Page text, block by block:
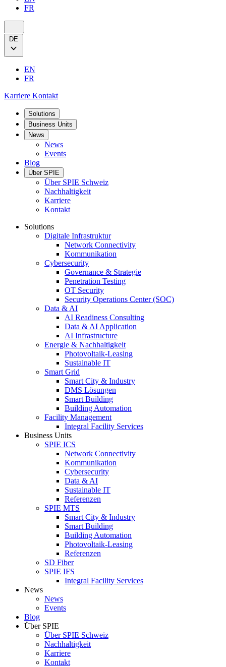
FR
DE
EN
FR
Karriere Kontakt
Solutions
Business Units
News
News
Events
Blog
Über SPIE
Über SPIE Schweiz
Nachhaltigkeit
Karriere
Kontakt
Solutions
Digitale Infrastruktur
Network Connectivity
Kommunikation
Cybersecurity
Governance & Strategie
Penetration Testing
OT Security
Security Operations Center (SOC)
Data & AI
AI Readiness Consulting
Data & AI Application
AI Infrastructure
Energie & Nachhaltigkeit
Photovoltaik-Leasing
Sustainable IT
Smart Grid
Smart City & Industry
DMS Lösungen
Smart Building
Building Automation
Facility Management
Integral Facility Services
Business Units
SPIE ICS
Network Connectivity
Kommunikation
Cybersecurity
Data & AI
Sustainable IT
Referenzen
SPIE MTS
Smart City & Industry
Smart Building
Building Automation
Photovoltaik-Leasing
Referenzen
SD Fiber
SPIE IFS
Integral Facility Services
News
News
Events
Blog
Über SPIE
Über SPIE Schweiz
Nachhaltigkeit
Karriere
Kontakt